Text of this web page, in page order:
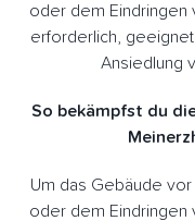
oder dem Eindringen
erforderlich,
Ansiedlung
So bekämpfst du
Um das Gebäude
oder dem Eindringen